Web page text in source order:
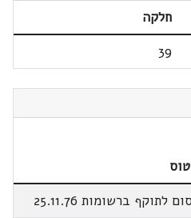
חלקה
39
לתוקף ברשומות 25.11.76